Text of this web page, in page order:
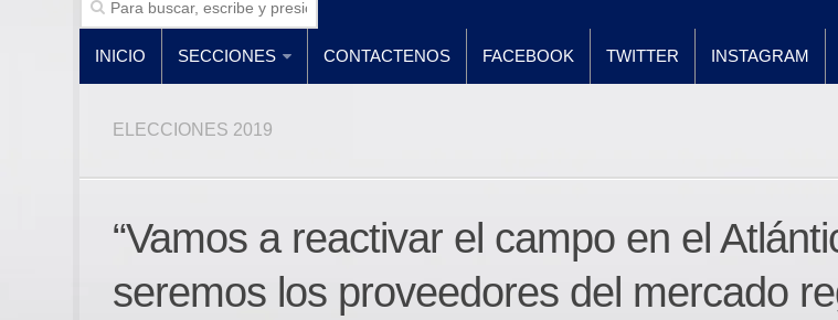
INICIO SECCIONES CONTACTENOS FACEBOOK TWITTER INSTAGRAM
ELECCIONES 2019
“Vamos a reactivar el campo en el
seremos los proveedores del mercado